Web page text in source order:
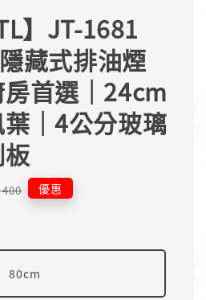
】JT-1681
藏式排油煙
首選｜24cm
｜4公分玻璃
優惠
80cm